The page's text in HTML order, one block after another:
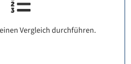
Vergleich durchführen.